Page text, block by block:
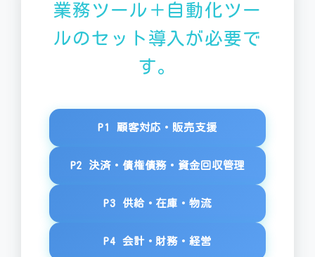
業務ツール＋自動化ツー
ルのセット導入が必要で
す。
P1 顧客対応・販売支援
P2 決済・債権債務・資金回収管理
P3 供給・在庫・物流
P4 会計・財務・経営